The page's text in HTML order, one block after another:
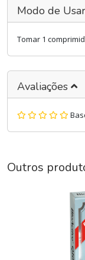
Modo de Usar
Tomar 1
Avaliações
Outros